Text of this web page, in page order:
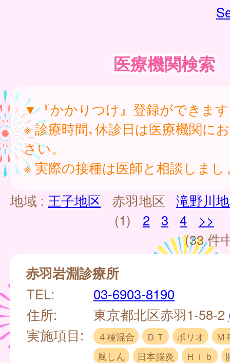
医療機関検索
▼『かかりつけ』登録ができま
※ 診療時間､休診日は医療機関に
さい。
※ 実際の接種は医師と相談しまし
地域 : 王子地区 赤羽地区
滝野川
(1)
2 3 4
>>
(33 件
赤羽岩淵診療所
TEL:
03-6903-8190
住所:
東京都北区赤羽1-58-2
実施項目:
４種混合 ＤＴ ポリオ
Ｍ
風しん
日本脳炎 Ｈｉｂ